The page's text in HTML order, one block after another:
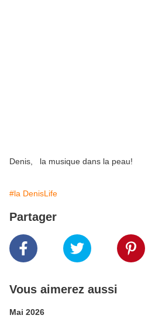
Denis, la musique dans la peau!
#la DenisLife
Partager
Vous aimerez aussi
Mai 2026